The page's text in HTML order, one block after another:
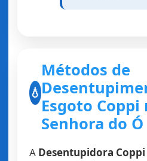
💧
Métodos de
Esgoto Coppi
Senhora do Ó
A Desentupidora Coppi